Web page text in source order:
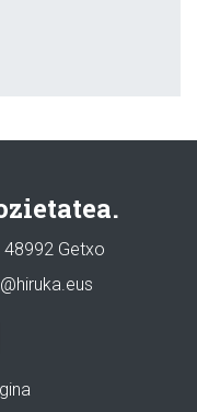
48992 Getxo